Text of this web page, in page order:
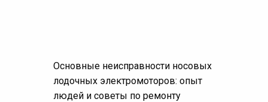
Основные неисправности носовых
лодочных электромоторов: опыт
людей и советы по ремонту